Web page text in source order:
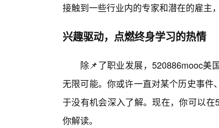
接触到一些行业内的专家和潜在的雇主
兴趣驱动，点燃终身学习的热情
除📌了职业发展，520886mooc美
无限可能。你或许一直对某个历史事
于没有机会深入了解。现在，你可以
你解读。